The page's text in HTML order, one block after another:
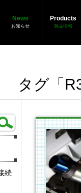
News
お知らせ
Products
製品情報
タグ「
続